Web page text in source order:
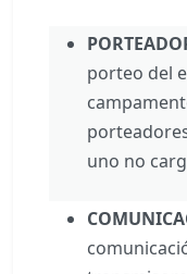
porteo del
uno no